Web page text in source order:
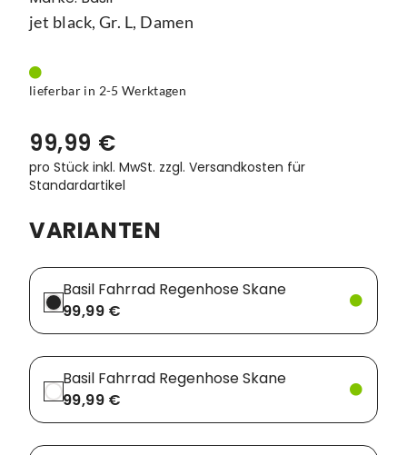
Vorbauten
Smartphonehalter
Trainingsrollen
jet black, Gr. L, Damen
lieferbar in 2-5 Werktagen
99,99 €
pro Stück inkl. MwSt. zzgl. Versandkosten für
Standardartikel
VARIANTEN
Basil Fahrrad Regenhose Skane
99,99 €
Basil Fahrrad Regenhose Skane
99,99 €